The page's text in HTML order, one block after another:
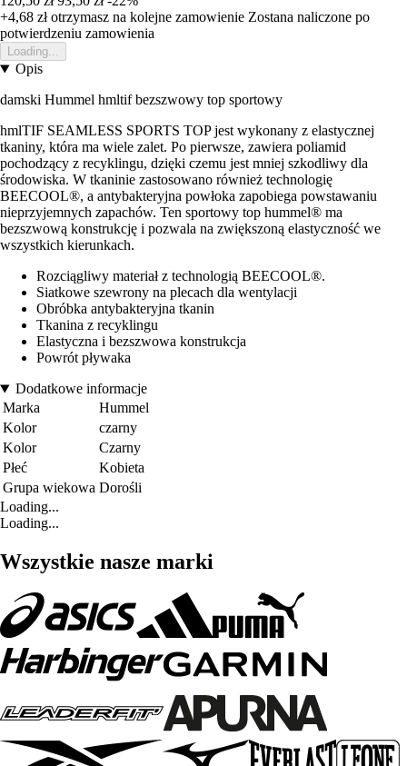
+4,68 złotrzymasz na kolejne zamowienie Zostana naliczone po
potwierdzeniu zamowienia
Loading...
Opis
damski Hummel hmltif bezszwowy top sportowy
hmlTIF SEAMLESS SPORTS TOP jest wykonany z elastycznej
tkaniny, która ma wiele zalet. Po pierwsze, zawiera poliamid
pochodzący z recyklingu, dzięki czemu jest mniej szkodliwy dla
środowiska. W tkaninie zastosowano również technologię
BEECOOL®, a antybakteryjna powłoka zapobiega powstawaniu
nieprzyjemnych zapachów. Ten sportowy top hummel® ma
bezszwową konstrukcję i pozwala na zwiększoną elastyczność we
wszystkich kierunkach.
Rozciągliwy materiał z technologią BEECOOL®.
Siatkowe szewrony na plecach dla wentylacji
Obróbka antybakteryjna tkanin
Tkanina z recyklingu
Elastyczna i bezszwowa konstrukcja
Powrót pływaka
Dodatkowe informacje
Marka
Hummel
Kolor
czarny
Kolor
Czarny
Płeć
Kobieta
Grupa wiekowa Dorośli
Loading...
Loading...
Wszystkie nasze marki